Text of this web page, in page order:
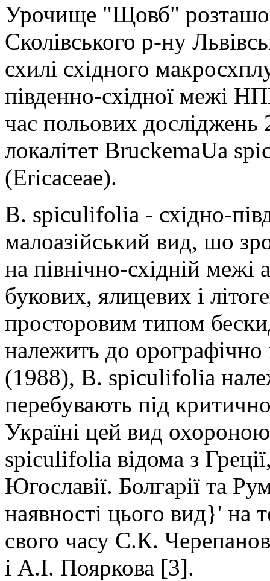
Урочище "Щовб"
Сколівського р-ну
схилі східного
південно-східної межі
час польових
локалітет BruckemaUa
(Ericaceae).
В. spiculifolia - східно-
малоазійський вид, шо
на північно-східній межі
букових, ялицевих і
просторовим типом
належить до
(1988), В. spiculifolia
перебувають під
Україні цей вид
spiculifolia відома з
Югославії. Болгарії та
наявності цього вид}' на
свого часу С.К.
і A.I. Пояркова [3].